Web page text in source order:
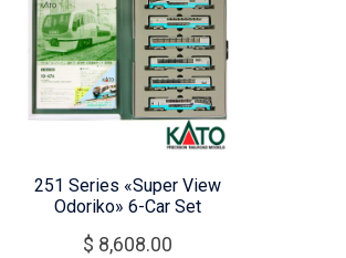
251 Series «Super View
Odoriko» 6-Car Set
$ 8,608.00